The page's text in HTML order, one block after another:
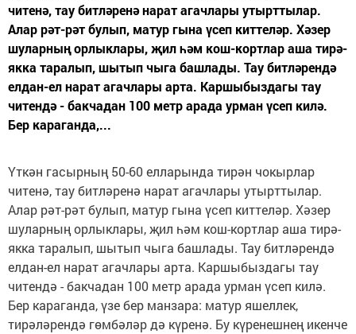
читенә, тау битләренә нарат агачлары утырттылар.
Алар рәт-рәт булып, матур гына үсеп киттеләр. Хәзер
шуларның орлыклары, җил һәм кош-кортлар аша тирә-
якка таралып, шытып чыга башлады. Тау битләрендә
елдан-ел нарат агачлары арта. Каршыбыздагы тау
читендә - бакчадан 100 метр арада урман үсеп килә.
Бер караганда,...
Үткән гасырның 50-60 елларында тирән чокырлар
читенә, тау битләренә нарат агачлары утырттылар.
Алар рәт-рәт булып, матур гына үсеп киттеләр. Хәзер
шуларның орлыклары, җил һәм кош-кортлар аша тирә-
якка таралып, шытып чыга башлады. Тау битләрендә
елдан-ел нарат агачлары арта. Каршыбыздагы тау
читендә - бакчадан 100 метр арада урман үсеп килә.
Бер караганда, үзе бер манзара: матур яшеллек,
тирәләрендә гөмбәләр дә күренә. Бу күренешнең икенче